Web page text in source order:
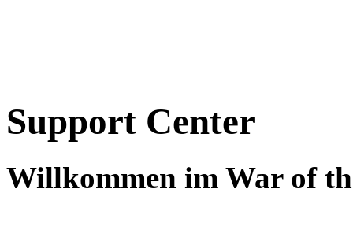
Support Center
Willkommen im War of